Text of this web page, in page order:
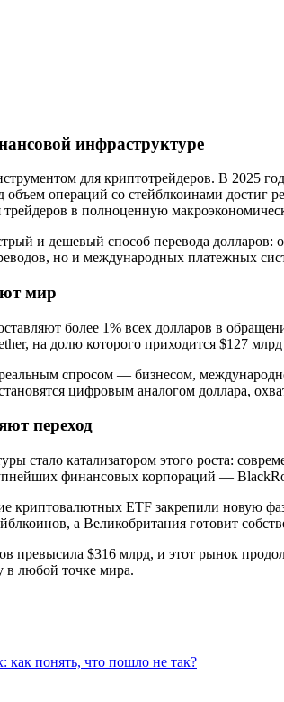
инфраструктуре
для криптотрейдеров. В 2025
объем операций со стейблкоинами
в полноценную
и дешевый способ перевода долларов:
но и международных платежных
мир
более 1% всех долларов в
на долю которого приходится $127
реальным спросом — бизнесом,
цифровым аналогом доллара,
переход
стало катализатором этого роста:
финансовых корпораций —
криптовалютных ETF закрепили новую
а Великобритания готовит
превысила $316 млрд, и этот рынок
в любой точке мира.
понять, что пошло не так?